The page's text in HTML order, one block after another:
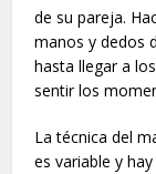
de su pareja.
manos y dedos
hasta llegar a
sentir los
La técnica del
es variable y